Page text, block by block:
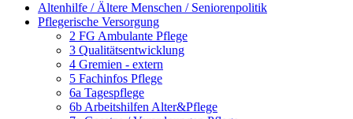
Altenhilfe / Ältere Menschen / Seniorenpolitik
Pflegerische Versorgung
2 FG Ambulante Pflege
3 Qualitätsentwicklung
4 Gremien - extern
5 Fachinfos Pflege
6a Tagespflege
6b Arbeitshilfen Alter&Pflege